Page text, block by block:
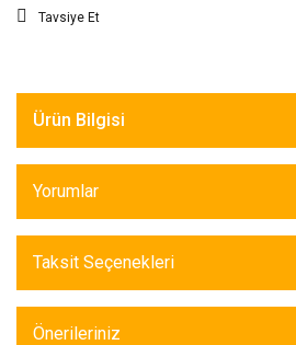
Tavsiye Et
Ürün Bilgisi
Yorumlar
Taksit Seçenekleri
Önerileriniz